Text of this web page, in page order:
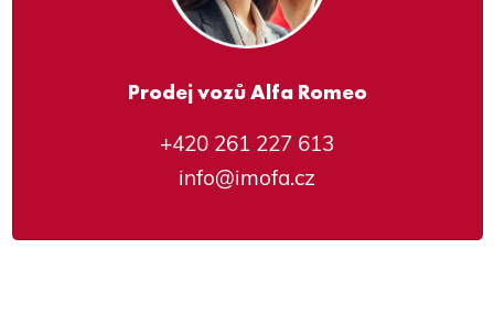
Prodej vozů Alfa Romeo
+420 261 227 613
info@imofa.cz